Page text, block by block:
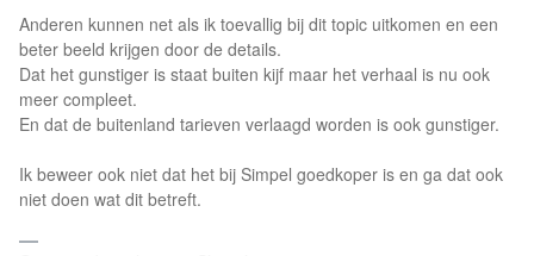
Anderen kunnen net als ik toevallig bij dit topic uitkomen en een
beter beeld krijgen door de details.
Dat het gunstiger is staat buiten kijf maar het verhaal is nu ook
meer compleet.
En dat de buitenland tarieven verlaagd worden is ook gunstiger.
Ik beweer ook niet dat het bij Simpel goedkoper is en ga dat ook
niet doen wat dit betreft.